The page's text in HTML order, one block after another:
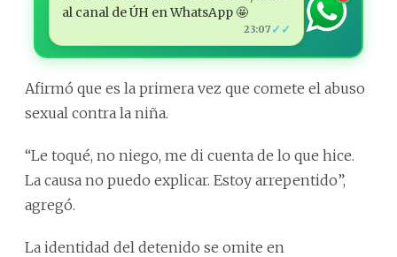
al canal de ÚH en WhatsApp 🤩
23:07 ✓✓
Afirmó que es la primera vez que comete el abuso
sexual contra la niña.
“Le toqué, no niego, me di cuenta de lo que hice.
La causa no puedo explicar. Estoy arrepentido”,
agregó.
La identidad del detenido se omite en